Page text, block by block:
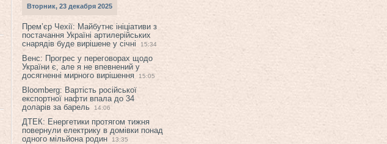
Вторник, 23 декабря 2025
Прем’єр Чехії: Майбутнє ініціативи з
постачання Україні артилерійських
снарядів буде вирішене у січні
15:34
Венс: Прогрес у переговорах щодо
України є, але я не впевнений у
досягненні мирного вирішення
15:05
Bloomberg: Вартість російської
експортної нафти впала до 34
доларів за барель
14:06
ДТЕК: Енергетики протягом тижня
повернули електрику в домівки понад
одного мільйона родин
13:35